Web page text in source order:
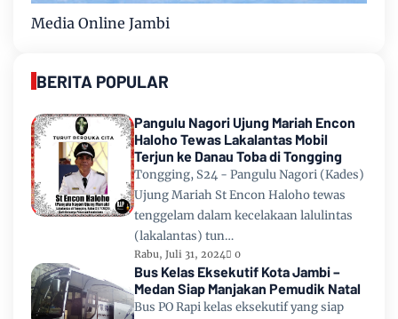
Media Online Jambi
BERITA POPULAR
Pangulu Nagori Ujung Mariah Encon
Haloho Tewas Lakalantas Mobil
Terjun ke Danau Toba di Tongging
Tongging, S24 - Pangulu Nagori (Kades)
Ujung Mariah St Encon Haloho tewas
tenggelam dalam kecelakaan lalulintas
(lakalantas) tun…
Rabu, Juli 31, 2024 0
Bus Kelas Eksekutif Kota Jambi –
Medan Siap Manjakan Pemudik Natal
Bus PO Rapi kelas eksekutif yang siap